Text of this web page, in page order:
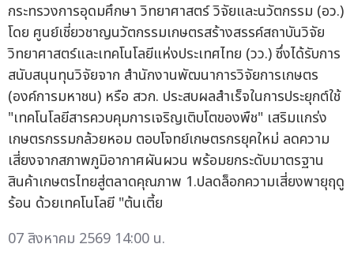
กระทรวงการอุดมศึกษา วิทยาศาสตร์ วิจัยและนวัตกรรม (อว.)
โดย ศูนย์เชี่ยวชาญนวัตกรรมเกษตรสร้างสรรค์สถาบันวิจัย
วิทยาศาสตร์และเทคโนโลยีแห่งประเทศไทย (วว.) ซึ่งได้รับการ
สนับสนุนทุนวิจัยจาก สำนักงานพัฒนาการวิจัยการเกษตร
(องค์การมหาชน) หรือ สวก. ประสบผลสำเร็จในการประยุกต์ใช้
"เทคโนโลยีสารควบคุมการเจริญเติบโตของพืช" เสริมแกร่ง
เกษตรกรรมกล้วยหอม ตอบโจทย์เกษตรกรยุคใหม่ ลดความ
เสี่ยงจากสภาพภูมิอากาศผันผวน พร้อมยกระดับมาตรฐาน
สินค้าเกษตรไทยสู่ตลาดคุณภาพ 1.ปลดล็อกความเสี่ยงพายุฤดู
ร้อน ด้วยเทคโนโลยี "ต้นเตี้ย
07 สิงหาคม 2569 14:00 น.